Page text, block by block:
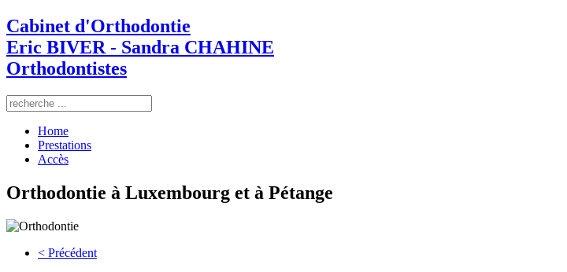
Cabinet d'Orthodontie
Eric BIVER - Sandra CHAHINE
Orthodontistes
Home
Prestations
Accès
Orthodontie à Luxembourg et à Pétange
< Précédent